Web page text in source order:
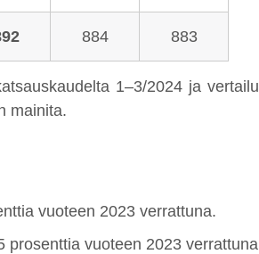
884 883
1–3/2024 ja
mainita.
vuoteen 2023 verrattuna.
prosenttia vuoteen 2023